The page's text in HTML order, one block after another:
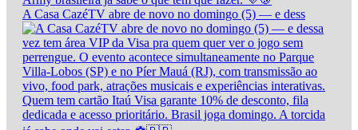
A Casa CazéTV abre de novo no domingo (5) — e dess